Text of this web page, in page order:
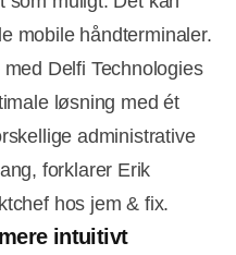
mobile håndterminaler.
Delfi Technologies
løsning med ét
administrative
forklarer Erik
hos jem & fix.
intuitivt